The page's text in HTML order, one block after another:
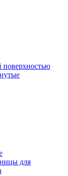
поверхностью
для